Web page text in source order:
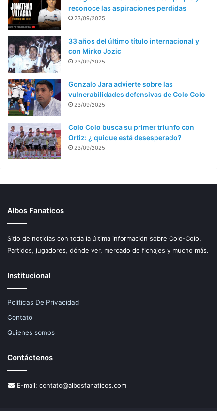
reconoce las aspiraciones perdidas
23/09/2025
33 años del último título internacional y
con Mirko Jozic
23/09/2025
Gonzalo Jara advierte sobre las
vulnerabilidades defensivas de Colo Colo
23/09/2025
Colo Colo busca su primer triunfo con
Ortiz: ¿Iquique está desesperado?
23/09/2025
Albos Fanaticos
Sitio de noticias con toda la última información sobre Colo-Colo.
Partidos, jugadores, dónde ver, mercado de fichajes y mucho más.
Institucional
Políticas De Privacidad
Contato
Quienes somos
Contáctenos
E-mail: contato@albosfanaticos.com